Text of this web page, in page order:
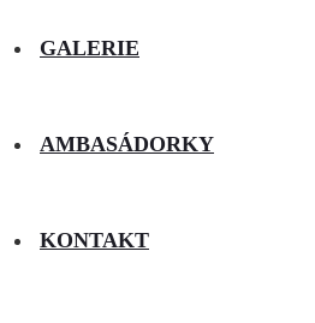
GALERIE
AMBASÁDORKY
KONTAKT